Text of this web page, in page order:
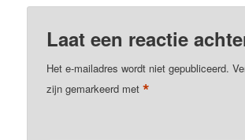
Laat een reactie
Het e-mailadres wordt niet gepubliceerd.
zijn gemarkeerd met*